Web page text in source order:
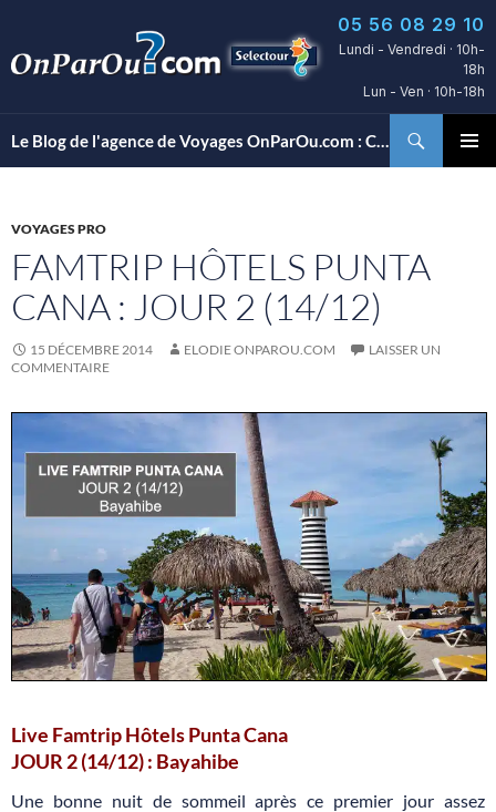
contenu
05 56 08 29 10
Lundi - Vendredi · 10h-
18h
Lun - Ven · 10h-18h
Le Blog de l'agence de Voyages OnParOu.com : Conseils, découvertes d’hôtels et bons plans voyages…
VOYAGES PRO
FAMTRIP HÔTELS PUNTA
CANA : JOUR 2 (14/12)
15 DÉCEMBRE 2014 ELODIE ONPAROU.COM
LAISSER UN
COMMENTAIRE
Live Famtrip Hôtels Punta Cana
JOUR 2 (14/12) : Bayahibe
Une bonne nuit de sommeil après ce premier jour assez